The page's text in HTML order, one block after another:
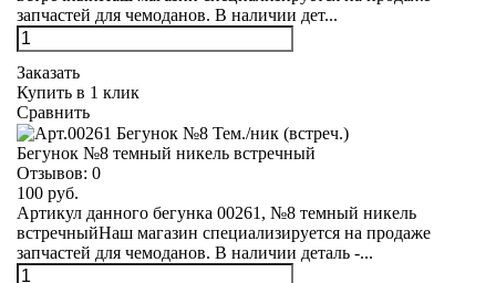
запчастей для чемоданов. В наличии дет...
Заказать
Купить в 1 клик
Сравнить
Бегунок №8 темный никель встречный
Отзывов: 0
100 руб.
Артикул данного бегунка 00261, №8 темный никель
встречныйНаш магазин специализируется на продаже
запчастей для чемоданов. В наличии деталь -...